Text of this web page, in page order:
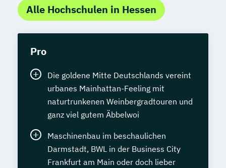
Alle Hochschulen in Hessen
Pro
Die goldene Mitte Deutschlands vereint
urbanes Mainhattan-Feeling mit
naturtrunkenen Weinbergradtouren und
ganz viel gutem Äbbelwoi
Maschinenbau im beschaulichen
Darmstadt, BWL in der Business City
Frankfurt am Main oder doch lieber